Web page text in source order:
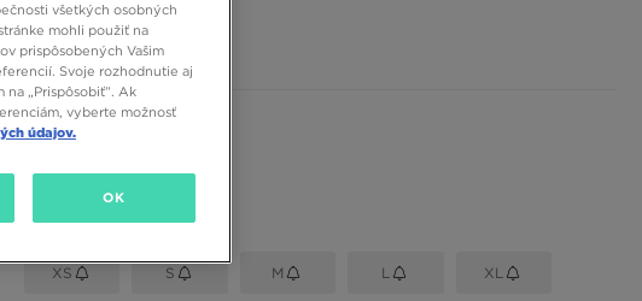
40,00 €
Dostupné farby
XS S M L XL
všetkých osobných
mohli použiť na
prispôsobených Vašim
Svoje rozhodnutie aj
„Prispôsobiť”. Ak
vyberte možnosť
údajov.
OK